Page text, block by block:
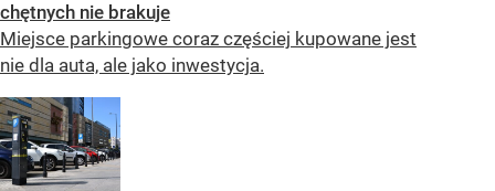
chętnych nie brakuje
Miejsce parkingowe coraz częściej kupowane jest
nie dla auta, ale jako inwestycja.